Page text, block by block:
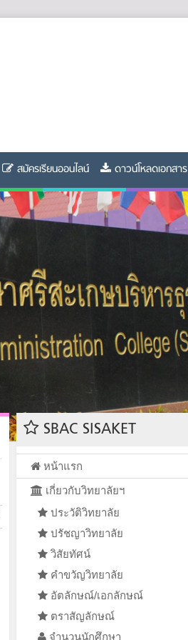
สมัครเรียนออนไลน์ ดาวน์โหลดเอกสาร
SBAC SISAKET
หน้าแรก
เกี่ยวกับวิทยาลัยฯ
ประวัติวิทยาลัย
ปรัชญาวิทยาลัย
วิสัยทัศน์
คำขวัญวิทยาลัย
อัตลักษณ์/เอกลักษณ์
ตราสัญลักษณ์
จำนวนนักศึกษา